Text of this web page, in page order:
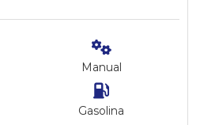
Manual
Gasolina